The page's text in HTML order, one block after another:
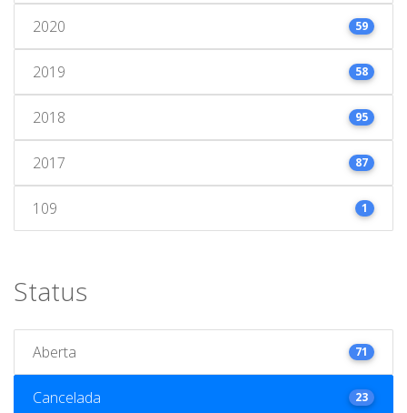
2020 59
2019 58
2018 95
2017 87
109 1
Status
Aberta 71
Cancelada 23